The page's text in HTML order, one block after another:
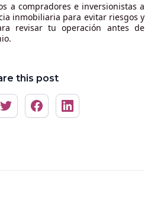
a compradores e inversionistas a
inmobiliaria para evitar riesgos y
revisar tu operación antes de
this post